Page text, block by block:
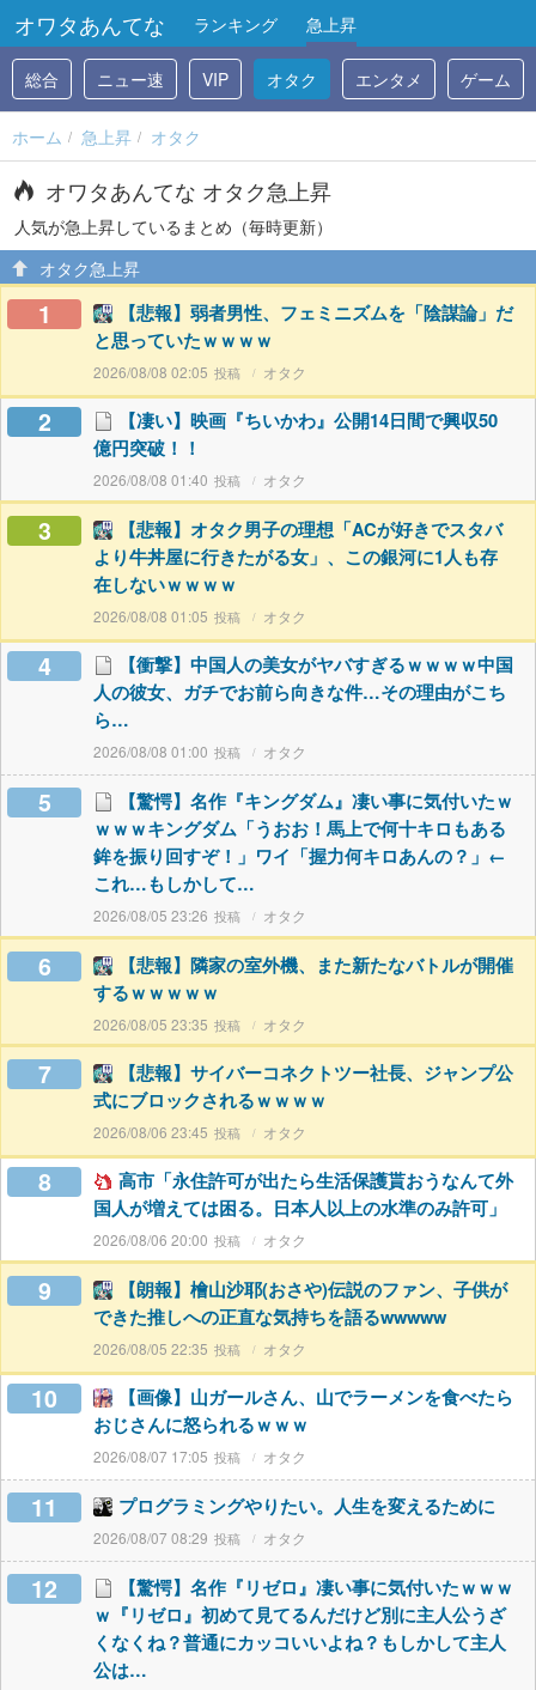
オワタあんてな ランキング 急上昇
総合 ニュー速 VIP オタク エンタメ ゲーム
ホーム 急上昇 オタク
オワタあんてな オタク急上昇
人気が急上昇しているまとめ（毎時更新）
オタク急上昇
1
【悲報】弱者男性、フェミニズムを「陰謀論」だ
と思っていたｗｗｗｗ
2026/08/08 02:05 オタク
2
【凄い】映画『ちいかわ』公開14日間で興収50
億円突破！！
2026/08/08 01:40 オタク
3
【悲報】オタク男子の理想「ACが好きでスタバ
より牛丼屋に行きたがる女」、この銀河に1人も存
在しないｗｗｗｗ
2026/08/08 01:05 オタク
4
【衝撃】中国人の美女がヤバすぎるｗｗｗｗ中国
人の彼女、ガチでお前ら向きな件…その理由がこち
ら…
2026/08/08 01:00 オタク
5
【驚愕】名作『キングダム』凄い事に気付いたｗ
ｗｗｗキングダム「うおお！馬上で何十キロもある
鉾を振り回すぞ！」ワイ「握力何キロあんの？」←
これ…もしかして…
2026/08/05 23:26 オタク
6
【悲報】隣家の室外機、また新たなバトルが開催
するｗｗｗｗｗ
2026/08/05 23:35 オタク
7
【悲報】サイバーコネクトツー社長、ジャンプ公
式にブロックされるｗｗｗｗ
2026/08/06 23:45 オタク
8
高市「永住許可が出たら生活保護貰おうなんて外
国人が増えては困る。日本人以上の水準のみ許可」
2026/08/06 20:00 オタク
9
【朗報】檜山沙耶(おさや)伝説のファン、子供が
できた推しへの正直な気持ちを語るwwwww
2026/08/05 22:35 オタク
10
【画像】山ガールさん、山でラーメンを食べたら
おじさんに怒られるｗｗｗ
2026/08/07 17:05 オタク
11 プログラミングやりたい。人生を変えるために
2026/08/07 08:29 オタク
12
【驚愕】名作『リゼロ』凄い事に気付いたｗｗｗ
ｗ『リゼロ』初めて見てるんだけど別に主人公うざ
くなくね？普通にカッコいいよね？もしかして主人
公は…